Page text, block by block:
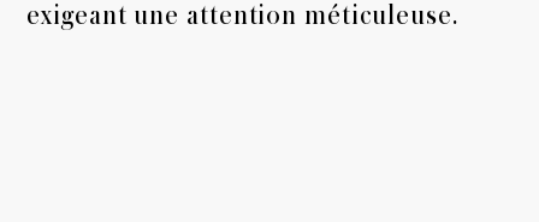
exigeant une attention méticuleuse.